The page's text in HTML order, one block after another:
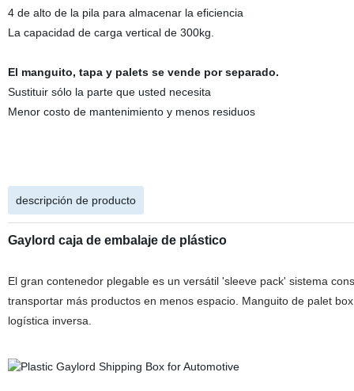
4 de alto de la pila para almacenar la eficiencia
La capacidad de carga vertical de 300kg.
El manguito, tapa y palets se vende por separado.
Sustituir sólo la parte que usted necesita
Menor costo de mantenimiento y menos residuos
descripción de producto
Gaylord caja de embalaje de plástico
El gran contenedor plegable es un versátil 'sleeve pack' sistema
transportar más productos en menos espacio. Manguito de palet
logística inversa.